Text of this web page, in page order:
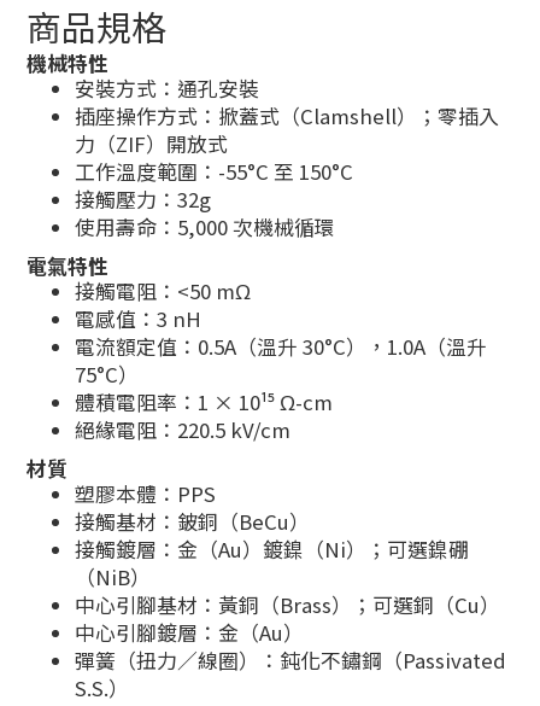
商品規格
機械特性
安裝方式：通孔安裝
插座操作方式：掀蓋式（Clamshell）；零插入
力（ZIF）開放式
工作溫度範圍：-55°C 至 150°C
接觸壓力：32g
使用壽命：5,000 次機械循環
電氣特性
接觸電阻：<50 mΩ
電感值：3 nH
電流額定值：0.5A（溫升 30°C），1.0A（溫升
75°C）
體積電阻率：1 × 10¹⁵ Ω-cm
絕緣電阻：220.5 kV/cm
材質
塑膠本體：PPS
接觸基材：鈹銅（BeCu）
接觸鍍層：金（Au）鍍鎳（Ni）；可選鎳硼
（NiB）
中心引腳基材：黃銅（Brass）；可選銅（Cu）
中心引腳鍍層：金（Au）
彈簧（扭力／線圈）：鈍化不鏽鋼（Passivated
S.S.）